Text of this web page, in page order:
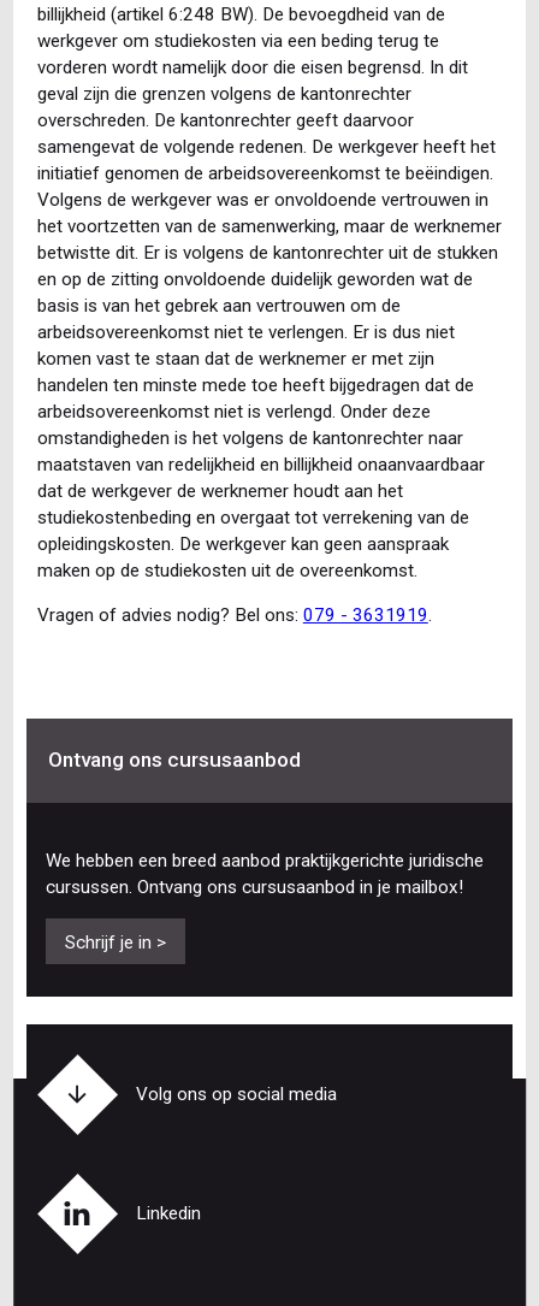
billijkheid (artikel 6:248 BW). De bevoegdheid van de
werkgever om studiekosten via een beding terug te
vorderen wordt namelijk door die eisen begrensd. In dit
geval zijn die grenzen volgens de kantonrechter
overschreden. De kantonrechter geeft daarvoor
samengevat de volgende redenen. De werkgever heeft het
initiatief genomen de arbeidsovereenkomst te beëindigen.
Volgens de werkgever was er onvoldoende vertrouwen in
het voortzetten van de samenwerking, maar de werknemer
betwistte dit. Er is volgens de kantonrechter uit de stukken
en op de zitting onvoldoende duidelijk geworden wat de
basis is van het gebrek aan vertrouwen om de
arbeidsovereenkomst niet te verlengen. Er is dus niet
komen vast te staan dat de werknemer er met zijn
handelen ten minste mede toe heeft bijgedragen dat de
arbeidsovereenkomst niet is verlengd. Onder deze
omstandigheden is het volgens de kantonrechter naar
maatstaven van redelijkheid en billijkheid onaanvaardbaar
dat de werkgever de werknemer houdt aan het
studiekostenbeding en overgaat tot verrekening van de
opleidingskosten. De werkgever kan geen aanspraak
maken op de studiekosten uit de overeenkomst.
Vragen of advies nodig? Bel ons: 079 - 3631919.
Ontvang ons cursusaanbod
We hebben een breed aanbod praktijkgerichte juridische
cursussen. Ontvang ons cursusaanbod in je mailbox!
Schrijf je in >
Volg ons op social media
Linkedin